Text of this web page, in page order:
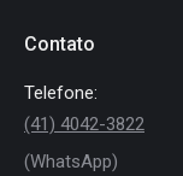
Contato
Telefone:
(41) 4042-3822
(WhatsApp)